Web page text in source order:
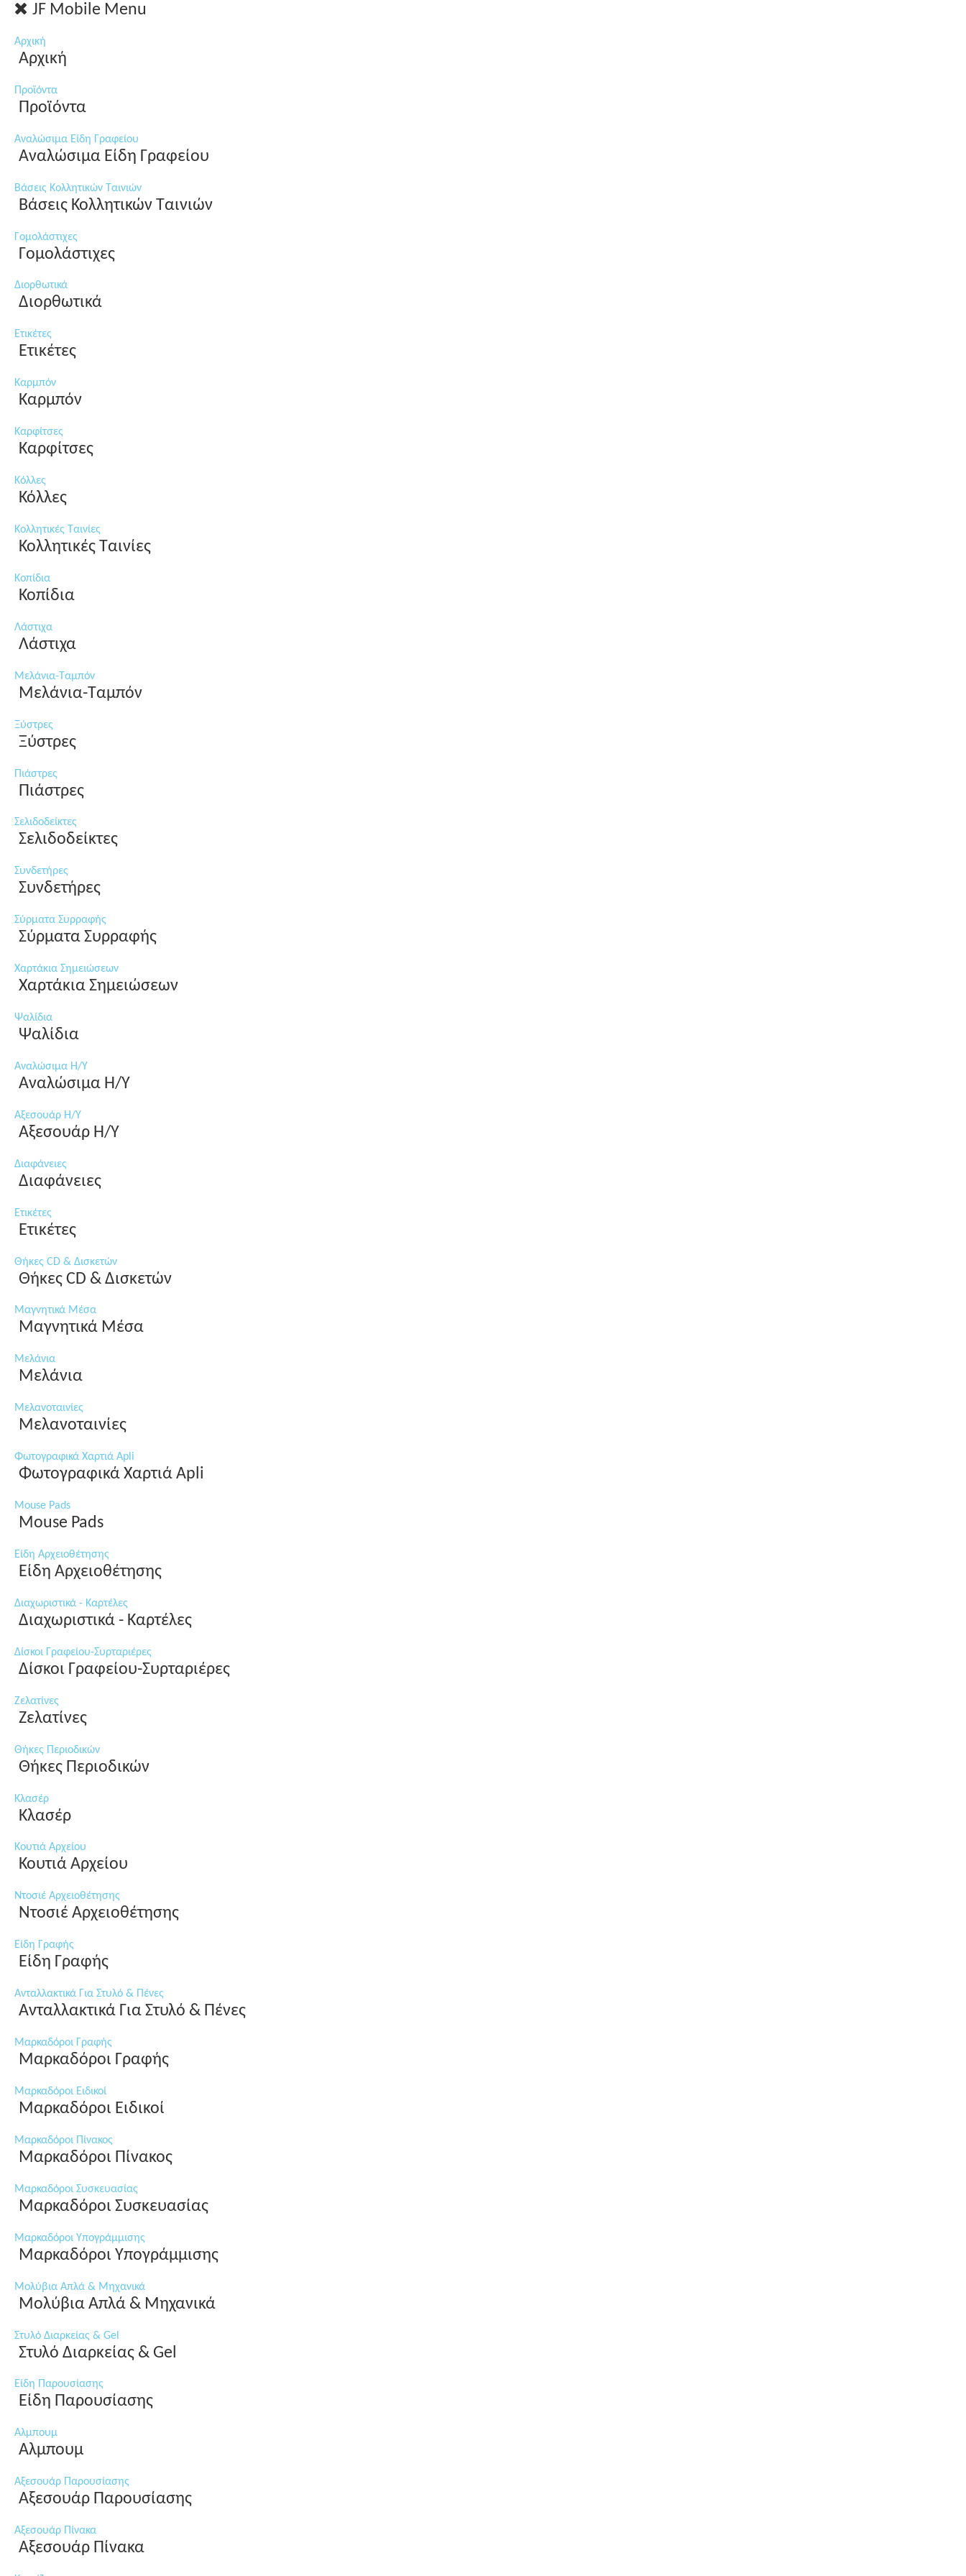
JF Mobile Menu
Αρχική
Αρχική
Προϊόντα
Προϊόντα
Αναλώσιμα Είδη Γραφείου
Αναλώσιμα Είδη Γραφείου
Βάσεις Κολλητικών Ταινιών
Βάσεις Κολλητικών Ταινιών
Γομολάστιχες
Γομολάστιχες
Διορθωτικά
Διορθωτικά
Ετικέτες
Ετικέτες
Καρμπόν
Καρμπόν
Καρφίτσες
Καρφίτσες
Κόλλες
Κόλλες
Κολλητικές Ταινίες
Κολλητικές Ταινίες
Κοπίδια
Κοπίδια
Λάστιχα
Λάστιχα
Μελάνια-Ταμπόν
Μελάνια-Ταμπόν
Ξύστρες
Ξύστρες
Πιάστρες
Πιάστρες
Σελιδοδείκτες
Σελιδοδείκτες
Συνδετήρες
Συνδετήρες
Σύρματα Συρραφής
Σύρματα Συρραφής
Χαρτάκια Σημειώσεων
Χαρτάκια Σημειώσεων
Ψαλίδια
Ψαλίδια
Αναλώσιμα Η/Υ
Αναλώσιμα Η/Υ
Αξεσουάρ Η/Υ
Αξεσουάρ Η/Υ
Διαφάνειες
Διαφάνειες
Ετικέτες
Ετικέτες
Θήκες CD & Δισκετών
Θήκες CD & Δισκετών
Μαγνητικά Μέσα
Μαγνητικά Μέσα
Μελάνια
Μελάνια
Μελανοταινίες
Μελανοταινίες
Φωτογραφικά Χαρτιά Apli
Φωτογραφικά Χαρτιά Apli
Mouse Pads
Mouse Pads
Είδη Αρχειοθέτησης
Είδη Αρχειοθέτησης
Διαχωριστικά - Καρτέλες
Διαχωριστικά - Καρτέλες
Δίσκοι Γραφείου-Συρταριέρες
Δίσκοι Γραφείου-Συρταριέρες
Ζελατίνες
Ζελατίνες
Θήκες Περιοδικών
Θήκες Περιοδικών
Κλασέρ
Κλασέρ
Κουτιά Αρχείου
Κουτιά Αρχείου
Ντοσιέ Αρχειοθέτησης
Ντοσιέ Αρχειοθέτησης
Είδη Γραφής
Είδη Γραφής
Ανταλλακτικά Για Στυλό & Πένες
Ανταλλακτικά Για Στυλό & Πένες
Μαρκαδόροι Γραφής
Μαρκαδόροι Γραφής
Μαρκαδόροι Ειδικοί
Μαρκαδόροι Ειδικοί
Μαρκαδόροι Πίνακος
Μαρκαδόροι Πίνακος
Μαρκαδόροι Συσκευασίας
Μαρκαδόροι Συσκευασίας
Μαρκαδόροι Υπογράμμισης
Μαρκαδόροι Υπογράμμισης
Μολύβια Απλά & Μηχανικά
Μολύβια Απλά & Μηχανικά
Στυλό Διαρκείας & Gel
Στυλό Διαρκείας & Gel
Είδη Παρουσίασης
Είδη Παρουσίασης
Αλμπουμ
Αλμπουμ
Αξεσουάρ Παρουσίασης
Αξεσουάρ Παρουσίασης
Αξεσουάρ Πίνακα
Αξεσουάρ Πίνακα